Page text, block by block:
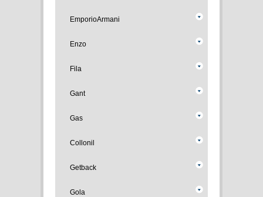
EmporioArmani
Enzo
Fila
Gant
Gas
Collonil
Getback
Gola